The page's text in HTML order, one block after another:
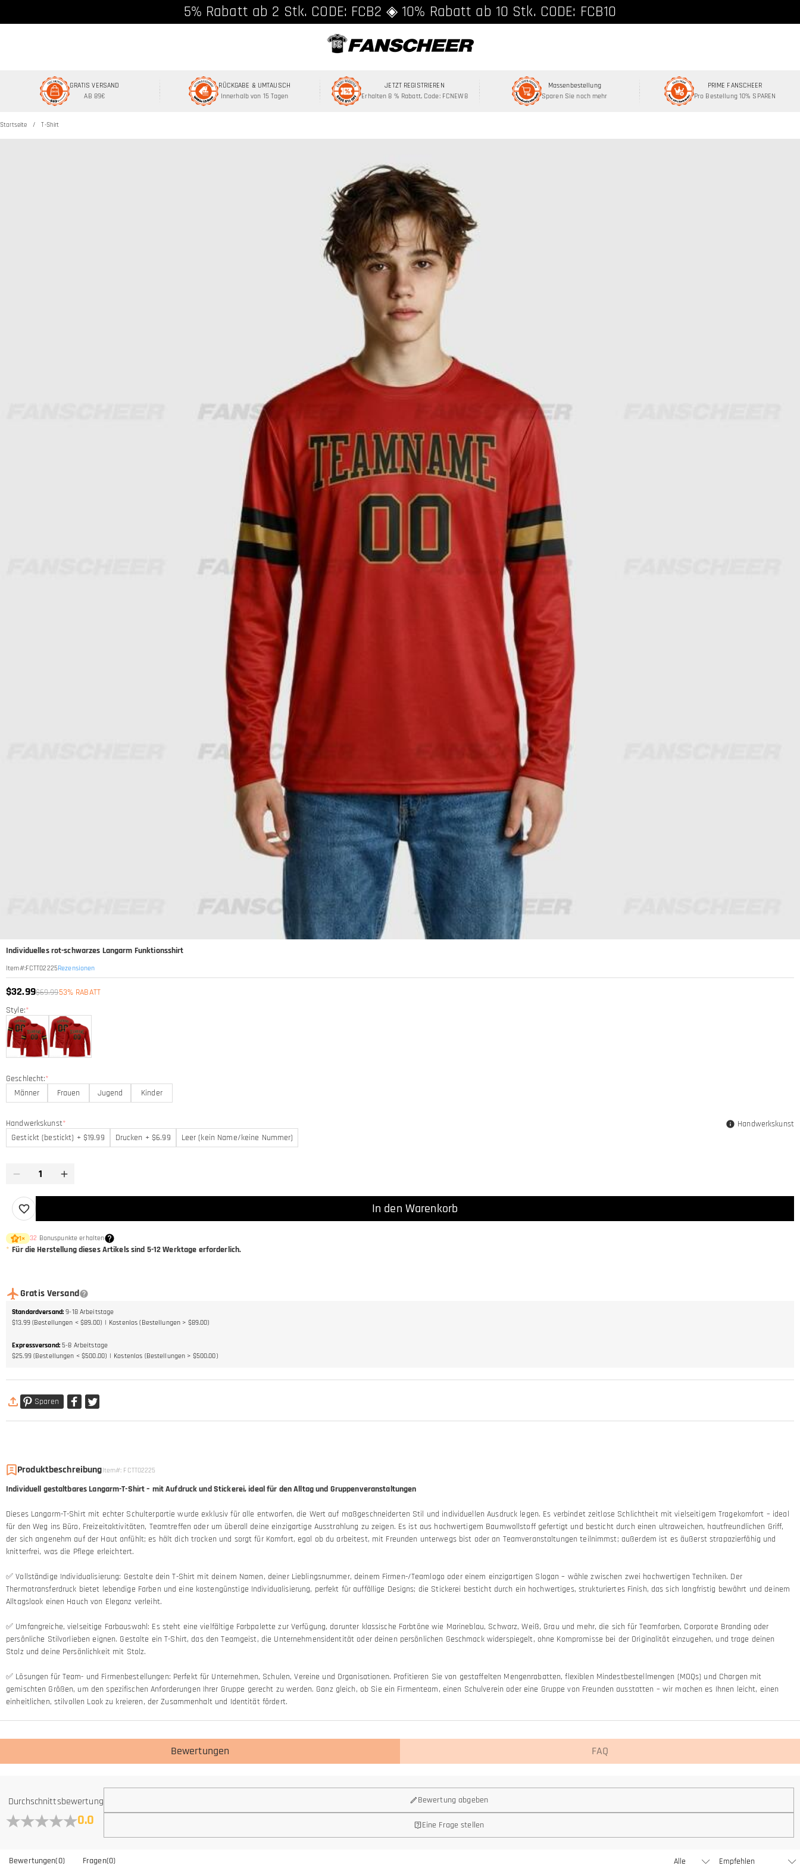
5% Rabatt ab 2 Stk. CODE: FCB2 ◈ 10% Rabatt ab 10 Stk. CODE: FCB10
GRATIS VERSAND
AB 89€
RÜCKGABE & UMTAUSCH
Innerhalb von 15 Tagen
JETZT REGISTRIEREN
Erhalten 8 % Rabatt, Code: FCNEW8
Massenbestellung
Sparen Sie noch mehr
PRIME FANSCHEER
Pro Bestellung 10% SPAREN
Startseite T-Shirt
Individuelles rot-schwarzes Langarm Funktionsshirt
Item#:FCTT02225Rezensionen
$32.99$69.9953% RABATT
Style:*
Geschlecht:*
Männer
Frauen Jugend Kinder
Handwerkskunst*
Gestickt (bestickt) + $19.99
Drucken + $6.99 Leer (kein Name/keine Nummer)
Handwerkskunst
In den Warenkorb
1× 32 Bonuspunkte erhalten
* Für die Herstellung dieses Artikels sind 5-12 Werktage erforderlich.
Gratis Versand
Standardversand: 9-18 Arbeitstage
$13.99 (Bestellungen < $89.00)
Kostenlos (Bestellungen > $89.00)
Expressversand: 5-8 Arbeitstage
$25.99 (Bestellungen < $500.00)
Kostenlos (Bestellungen > $500.00)
Sparen
ProduktbeschreibungItem#: FCTT02225
Individuell gestaltbares Langarm-T-Shirt – mit Aufdruck und Stickerei, ideal für den Alltag und Gruppenveranstaltungen
Dieses Langarm-T-Shirt mit echter Schulterpartie wurde exklusiv für alle entworfen, die Wert auf maßgeschneiderten Stil und individuellen Ausdruck legen. Es verbindet zeitlose Schlichtheit mit vielseitigem Tragekomfort – ideal
für den Weg ins Büro, Freizeitaktivitäten, Teamtreffen oder um überall deine einzigartige Ausstrahlung zu zeigen. Es ist aus hochwertigem Baumwollstoff gefertigt und besticht durch einen ultraweichen, hautfreundlichen Griff,
der sich angenehm auf der Haut anfühlt; es hält dich trocken und sorgt für Komfort, egal ob du arbeitest, mit Freunden unterwegs bist oder an Teamveranstaltungen teilnimmst; außerdem ist es äußerst strapazierfähig und
knitterfrei, was die Pflege erleichtert.
✅ Vollständige Individualisierung: Gestalte dein T-Shirt mit deinem Namen, deiner Lieblingsnummer, deinem Firmen-/Teamlogo oder einem einzigartigen Slogan – wähle zwischen zwei hochwertigen Techniken. Der
Thermotransferdruck bietet lebendige Farben und eine kostengünstige Individualisierung, perfekt für auffällige Designs; die Stickerei besticht durch ein hochwertiges, strukturiertes Finish, das sich langfristig bewährt und deinem
Alltagslook einen Hauch von Eleganz verleiht.
✅ Umfangreiche, vielseitige Farbauswahl: Es steht eine vielfältige Farbpalette zur Verfügung, darunter klassische Farbtöne wie Marineblau, Schwarz, Weiß, Grau und mehr, die sich für Teamfarben, Corporate Branding oder
persönliche Stilvorlieben eignen. Gestalte ein T-Shirt, das den Teamgeist, die Unternehmensidentität oder deinen persönlichen Geschmack widerspiegelt, ohne Kompromisse bei der Originalität einzugehen, und trage deinen
Stolz und deine Persönlichkeit mit Stolz.
✅ Lösungen für Team- und Firmenbestellungen: Perfekt für Unternehmen, Schulen, Vereine und Organisationen. Profitieren Sie von gestaffelten Mengenrabatten, flexiblen Mindestbestellmengen (MOQs) und Chargen mit
gemischten Größen, um den spezifischen Anforderungen Ihrer Gruppe gerecht zu werden. Ganz gleich, ob Sie ein Firmenteam, einen Schulverein oder eine Gruppe von Freunden ausstatten – wir machen es Ihnen leicht, einen
einheitlichen, stilvollen Look zu kreieren, der Zusammenhalt und Identität fördert.
Bewertungen FAQ
Durchschnittsbewertung
0.0
Bewertung abgeben
Eine Frage stellen
Bewertungen(0) Fragen(0)
Allgemein
Wo befindet sich Ihr Unternehmen?
Wir befinden uns in Hongkong.
Momentan noch nicht, um die zusätzlichen Kosten zu eliminieren, die mit physischen Ladengeschäften verbunden sind (Miete, Versicherung, Personal), aber wir werden bald unsere Schmuckgeschäfte in den Vereinigten